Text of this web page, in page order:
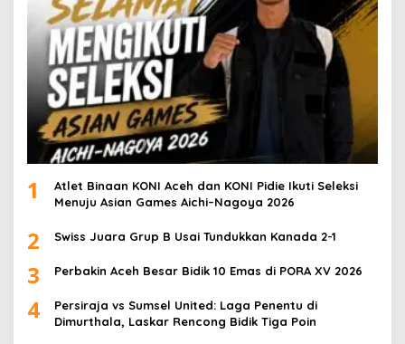
1
Atlet Binaan KONI Aceh dan KONI Pidie Ikuti Seleksi
Menuju Asian Games Aichi–Nagoya 2026
2 Swiss Juara Grup B Usai Tundukkan Kanada 2-1
3 Perbakin Aceh Besar Bidik 10 Emas di PORA XV 2026
4
Persiraja vs Sumsel United: Laga Penentu di
Dimurthala, Laskar Rencong Bidik Tiga Poin